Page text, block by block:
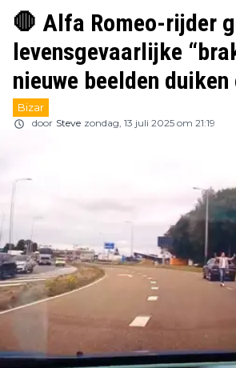
🛑 Alfa Romeo-rijder
levensgevaarlijke
nieuwe beelden duiken
Bizar
door Steve zondag, 13 juli 2025 om 21:19